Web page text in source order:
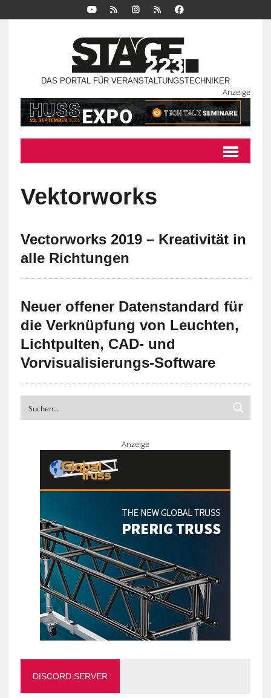
DAS PORTAL FÜR VERANSTALTUNGSTECHNIKER
Anzeige
Vektorworks
Vectorworks 2019 – Kreativität in
alle Richtungen
Neuer offener Datenstandard für
die Verknüpfung von Leuchten,
Lichtpulten, CAD- und
Vorvisualisierungs-Software
Anzeige
DISCORD SERVER